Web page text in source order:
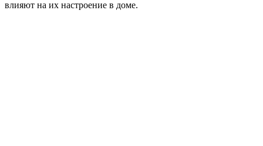
влияют на их настроение в доме.